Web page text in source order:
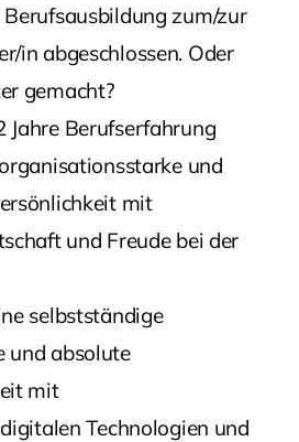
zum/zur
in abgeschlossen. Oder
gemacht?
Jahre Berufserfahrung
und
mit
und Freude bei der
selbstständige
und absolute
mit
Technologien und